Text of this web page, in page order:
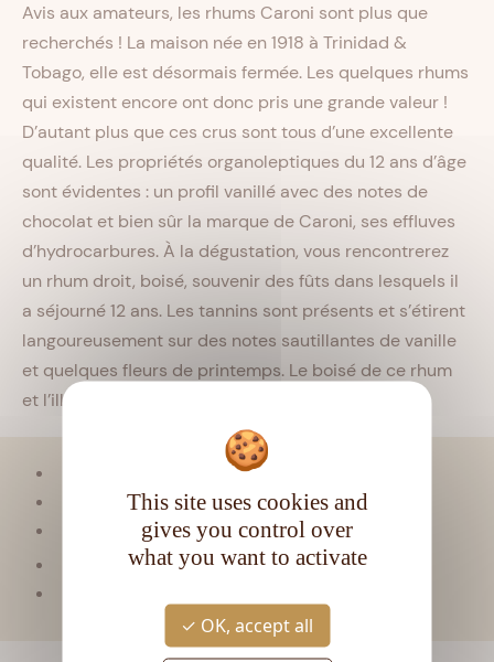
Avis aux amateurs, les rhums Caroni sont plus que
recherchés ! La maison née en 1918 à Trinidad &
Tobago, elle est désormais fermée. Les quelques rhums
qui existent encore ont donc pris une grande valeur !
D’autant plus que ces crus sont tous d’une excellente
qualité. Les propriétés organoleptiques du 12 ans d’âge
sont évidentes : un profil vanillé avec des notes de
chocolat et bien sûr la marque de Caroni, ses effluves
d’hydrocarbures. À la dégustation, vous rencontrerez
un rhum droit, boisé, souvenir des fûts dans lesquels il
a séjourné 12 ans. Les tannins sont présents et s’étirent
langoureusement sur des notes sautillantes de vanille
et quelques fleurs de printemps. Le boisé de ce rhum
et l’illusion du bitume finissent de couvrir le palais.
Tropical
Matière première :Mélasse
Type de rhum :Vieux
Contenance :70CL
This site uses cookies and
gives you control over
what you want to activate
OK, accept all